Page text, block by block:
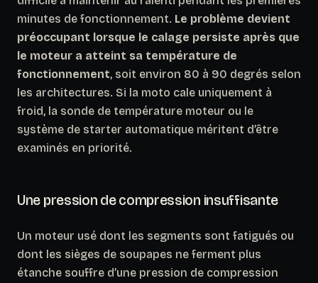
minutes de fonctionnement. Le problème devient
préoccupant lorsque le calage persiste après que
le moteur a atteint sa température de
fonctionnement, soit environ 80 à 90 degrés selon
les architectures. Si la moto cale uniquement à
froid, la sonde de température moteur ou le
système de starter automatique méritent d’être
examinés en priorité.
Une pression de compression insuffisante
Un moteur usé dont les segments sont fatigués ou
dont les sièges de soupapes ne ferment plus
étanche souffre d’une pression de compression